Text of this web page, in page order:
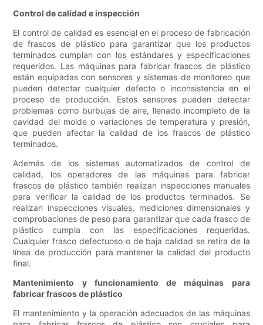
Control de calidad e inspección
El control de calidad es esencial en el proceso de fabricación
de frascos de plástico para garantizar que los productos
terminados cumplan con los estándares y especificaciones
requeridos. Las máquinas para fabricar frascos de plástico
están equipadas con sensores y sistemas de monitoreo que
pueden detectar cualquier defecto o inconsistencia en el
proceso de producción. Estos sensores pueden detectar
problemas como burbujas de aire, llenado incompleto de la
cavidad del molde o variaciones de temperatura y presión,
que pueden afectar la calidad de los frascos de plástico
terminados.
Además de los sistemas automatizados de control de
calidad, los operadores de las máquinas para fabricar
frascos de plástico también realizan inspecciones manuales
para verificar la calidad de los productos terminados. Se
realizan inspecciones visuales, mediciones dimensionales y
comprobaciones de peso para garantizar que cada frasco de
plástico cumpla con las especificaciones requeridas.
Cualquier frasco defectuoso o de baja calidad se retira de la
línea de producción para mantener la calidad del producto
final.
Mantenimiento y funcionamiento de máquinas para
fabricar frascos de plástico
El mantenimiento y la operación adecuados de las máquinas